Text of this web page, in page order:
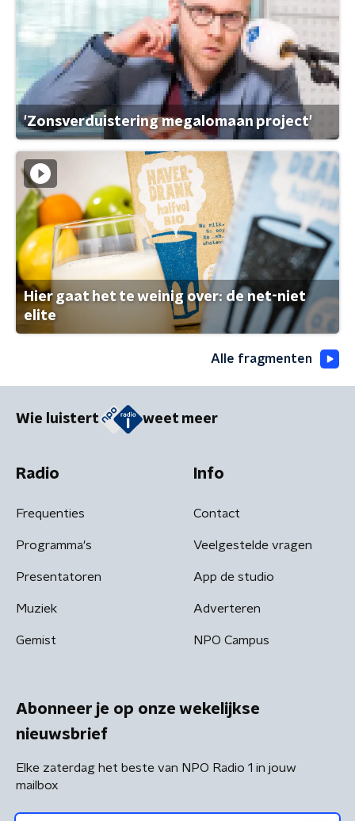
'Zonsverduistering megalomaan project'
Hier gaat het te weinig over: de net-niet
elite
Alle fragmenten
Wie luistert weet meer
Radio
Frequenties
Programma's
Presentatoren
Muziek
Gemist
Info
Contact
Veelgestelde vragen
App de studio
Adverteren
NPO Campus
Abonneer je op onze wekelijkse
nieuwsbrief
Elke zaterdag het beste van NPO Radio 1 in jouw
mailbox